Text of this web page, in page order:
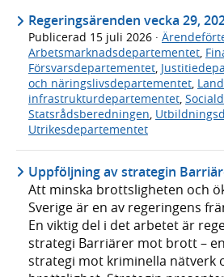
Regeringsärenden vecka 29,
Publicerad 15 juli 2026 ·
Arbetsmarknadsdepartementet,
Försvarsdepartementet,
och näringslivsdepartementet,
infrastrukturdepartementet,
Statsrådsberedningen,
Utrikesdepartementet
Uppföljning av strategin
Att minska brottsligheten och
Sverige är en av regeringens
En viktig del i det arbetet är
strategi Barriärer mot brott –
strategi mot kriminella nätverk